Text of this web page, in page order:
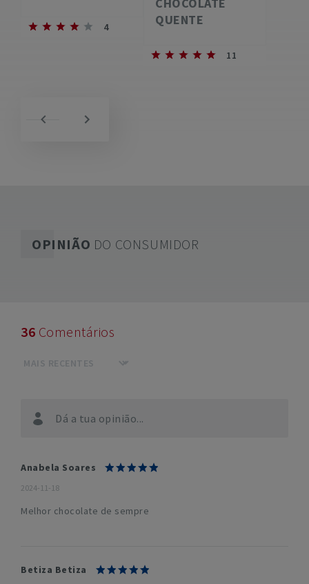
4
QUENTE
11
OPINIÃO DO CONSUMIDOR
Dá a tua opinião...
36 Comentários
Anabela Soares
2024-11-18
Melhor chocolate de sempre
Betiza Betiza